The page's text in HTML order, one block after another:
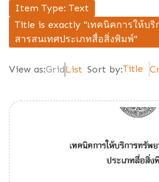
Item Type: Text
Title is exactly "เทคนิคการให้บริ
สารสนเทศประเภทสื่อสิ่งพิมพ์"
View as:GridList Sort by:Title